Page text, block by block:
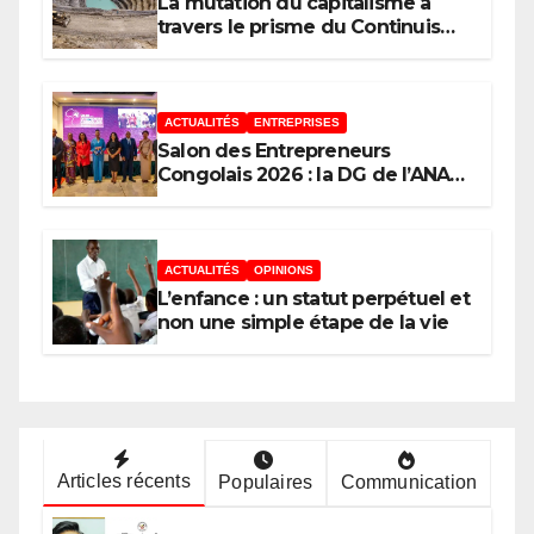
travers le prisme du Continuisme
ACTUALITÉS ENTREPRISES
Salon des Entrepreneurs
Congolais 2026 : la DG de l’ANAPI
phare de l’investissement en
Afrique
ACTUALITÉS OPINIONS
L’enfance : un statut perpétuel et
non une simple étape de la vie
Articles récents Populaires Communication